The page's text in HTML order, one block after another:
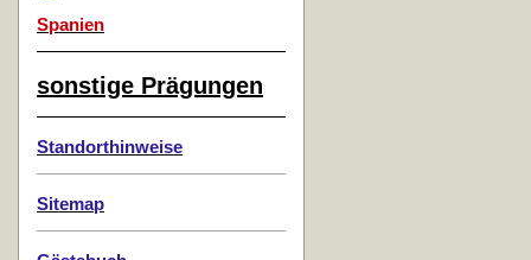
Spanien
sonstige Prägungen
Standorthinweise
Sitemap